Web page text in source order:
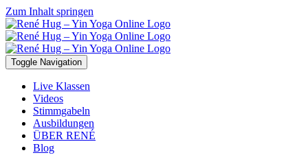
Zum Inhalt springen
Toggle Navigation
Live Klassen
Videos
Stimmgabeln
Ausbildungen
ÜBER RENÉ
Blog